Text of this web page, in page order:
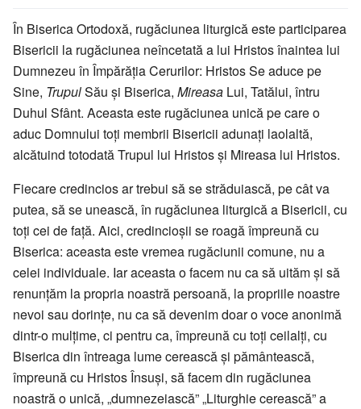
În Biserica Ortodoxă, rugăciunea liturgică este participarea
Bisericii la rugăciunea neîncetată a lui Hristos înaintea lui
Dumnezeu în Împărăția Cerurilor: Hristos Se aduce pe
Sine, TrupulSău și Biserica, Mireasa Lui, Tatălui, întru
Duhul Sfânt. Aceasta este rugăciunea unică pe care o
aduc Domnului toți membrii Bisericii adunați laolaltă,
alcătuind totodată Trupul lui Hristos și Mireasa lui Hristos.
Fiecare credincios ar trebui să se străduiască, pe cât va
putea, să se unească, în rugăciunea liturgică a Bisericii, cu
toți cei de față. Aici, credincioșii se roagă împreună cu
Biserica: aceasta este vremea rugăciunii comune, nu a
celei individuale. Iar aceasta o facem nu ca să uităm și să
renunțăm la propria noastră persoană, la propriile noastre
nevoi sau dorințe, nu ca să devenim doar o voce anonimă
dintr-o mulțime, ci pentru ca, împreună cu toți ceilalți, cu
Biserica din întreaga lume cerească și pământească,
împreună cu Hristos Însuși, să facem din rugăciunea
noastră o unică, „dumnezeiască” „Liturghie cerească” a